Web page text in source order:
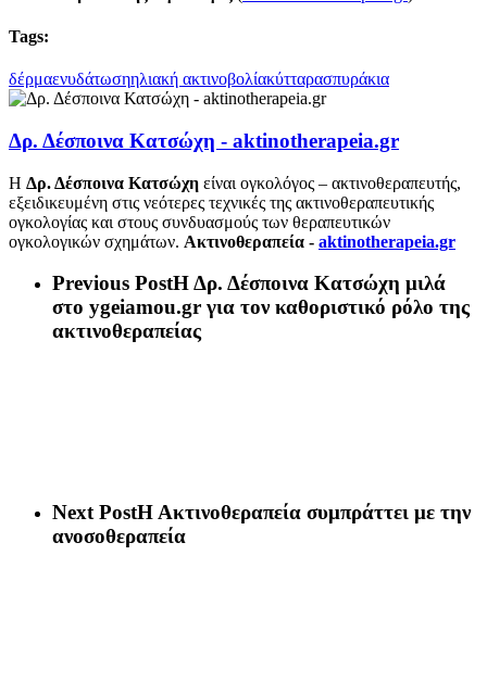
Tags:
δέρμαενυδάτωσηηλιακή ακτινοβολίακύτταρασπυράκια
Δρ. Δέσποινα Κατσώχη - aktinotherapeia.gr
Η Δρ. Δέσποινα Κατσώχη είναι ογκολόγος – ακτινοθεραπευτής,
εξειδικευμένη στις νεότερες τεχνικές της ακτινοθεραπευτικής
ογκολογίας και στους συνδυασμούς των θεραπευτικών
ογκολογικών σχημάτων. Ακτινοθεραπεία - aktinotherapeia.gr
Previous PostΗ Δρ. Δέσποινα Κατσώχη μιλά
στο ygeiamou.gr για τον καθοριστικό ρόλο της
ακτινοθεραπείας
Next PostΗ Ακτινοθεραπεία συμπράττει με την
ανοσοθεραπεία